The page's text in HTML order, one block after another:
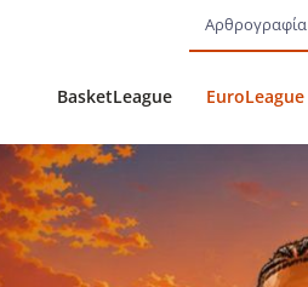
Αρθρογραφία
BasketLeague EuroLeague